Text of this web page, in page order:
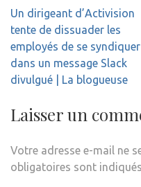
Navigation
de
l’article
Un dirigeant d’Activision
tente de dissuader les
employés de se syndiquer
dans un message Slack
divulgué | La blogueuse
Laisser un
Votre adresse e-mail ne
obligatoires sont